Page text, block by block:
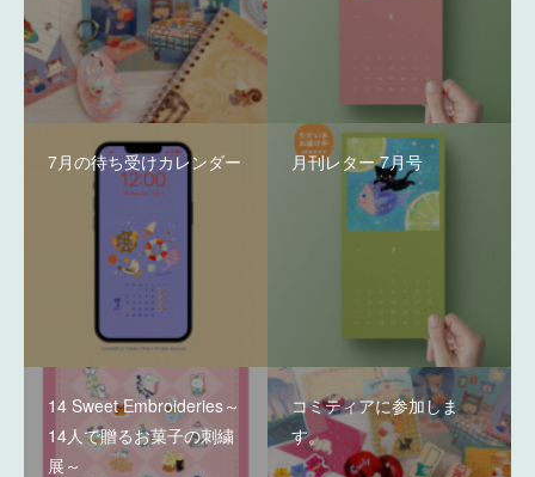
7月の待ち受けカレンダー 月刊レター 7月号
14 Sweet Embroideries～
14人で贈るお菓子の刺繍
展～
コミティアに参加しま
す。